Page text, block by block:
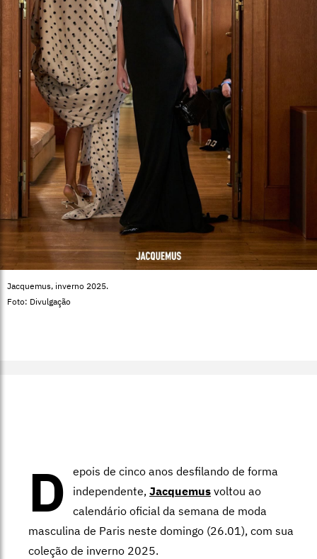
Jacquemus, inverno 2025.
Foto: Divulgação
D
epois de cinco anos desfilando de forma
independente, Jacquemus voltou ao
calendário oficial da semana de moda
masculina de Paris neste domingo (26.01), com sua
coleção de inverno 2025.